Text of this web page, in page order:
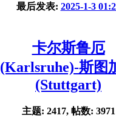
最后发表: 2025-1-3
卡尔斯鲁厄
(Karlsruhe)-斯图
(Stuttgart)
主题: 2417, 帖数: 3971